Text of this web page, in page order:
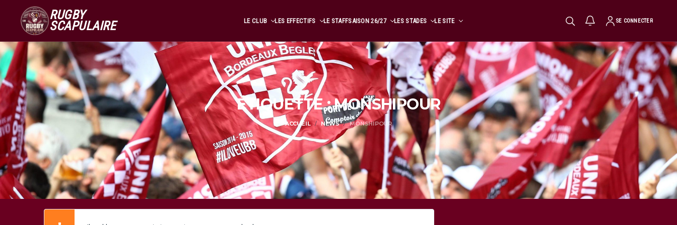
RUGBY
SCAPULAIRE LE CLUB LES EFFECTIFS LE STAFFSAISON 26/27 LES STADES LE SITE SE CONNECTER
ÉTIQUETTE : MONSHIPOUR
ACCUEIL NEWS MONSHIPOUR